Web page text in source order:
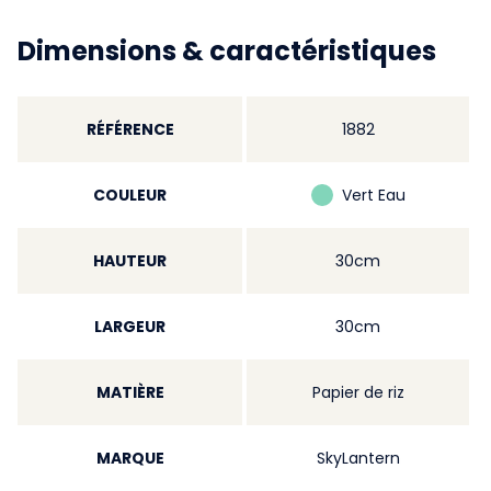
Dimensions & caractéristiques
RÉFÉRENCE 1882
COULEUR Vert Eau
HAUTEUR 30cm
LARGEUR 30cm
MATIÈRE Papier de riz
MARQUE SkyLantern